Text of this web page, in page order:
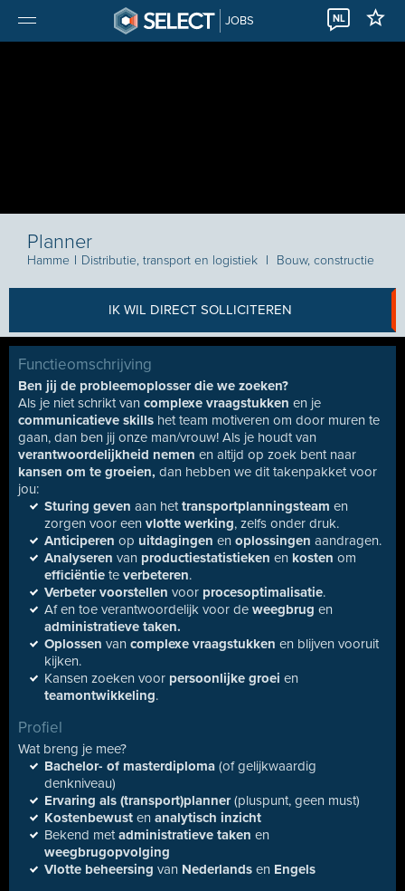
JOBS NL
Planner
Hamme I Distributie, transport en logistiek I Bouw, constructie
IK WIL DIRECT SOLLICITEREN
Functieomschrijving
Ben jij de probleemoplosser die we zoeken?
Als je niet schrikt van complexe vraagstukken en je
communicatieve skills het team motiveren om door muren te
gaan, dan ben jij onze man/vrouw! Als je houdt van
verantwoordelijkheid nemen en altijd op zoek bent naar
kansen om te groeien, dan hebben we dit takenpakket voor
jou:
Sturing geven aan hettransportplanningsteam en
zorgen voor een vlotte werking, zelfs onder druk.
Anticiperen op uitdagingen en oplossingen aandragen.
Analyseren van productiestatistieken en kosten om
efficiëntie te verbeteren.
Verbeter voorstellen voor procesoptimalisatie.
Af en toe verantwoordelijk voor de weegbrug en
administratieve taken.
Oplossen van complexe vraagstukken en blijven vooruit
kijken.
Kansen zoeken voor persoonlijke groei en
teamontwikkeling.
Profiel
Wat breng je mee?
Bachelor- of masterdiploma (of gelijkwaardig
denkniveau)
Ervaring als (transport)planner(pluspunt, geen must)
Kostenbewust en analytisch inzicht
Bekend metadministratieve taken en
weegbrugopvolging
Vlotte beheersing van Nederlands en Engels